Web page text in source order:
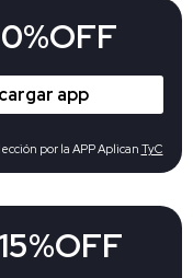
15%OFF
app
por la APP Aplican TyC